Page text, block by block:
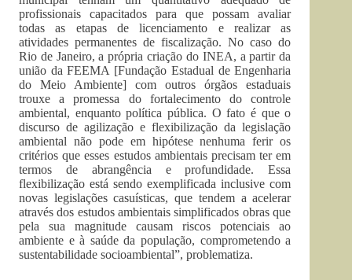
profissionais capacitados para que possam avaliar
todas as etapas de licenciamento e realizar as
atividades permanentes de fiscalização. No caso do
Rio de Janeiro, a própria criação do INEA, a partir da
união da FEEMA [Fundação Estadual de Engenharia
do Meio Ambiente] com outros órgãos estaduais
trouxe a promessa do fortalecimento do controle
ambiental, enquanto política pública. O fato é que o
discurso de agilização e flexibilização da legislação
ambiental não pode em hipótese nenhuma ferir os
critérios que esses estudos ambientais precisam ter em
termos de abrangência e profundidade. Essa
flexibilização está sendo exemplificada inclusive com
novas legislações casuísticas, que tendem a acelerar
através dos estudos ambientais simplificados obras que
pela sua magnitude causam riscos potenciais ao
ambiente e à saúde da população, comprometendo a
sustentabilidade socioambiental”, problematiza.